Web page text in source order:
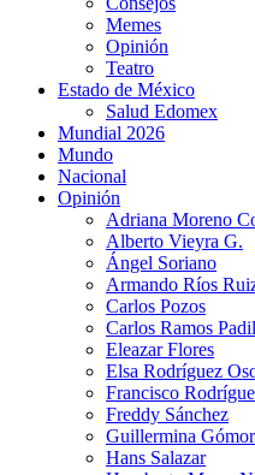
Memes
Opinión
Teatro
Estado de México
Salud Edomex
Mundial 2026
Mundo
Nacional
Opinión
Adriana Moreno
Alberto Vieyra G.
Ángel Soriano
Armando Ríos
Carlos Pozos
Carlos Ramos
Eleazar Flores
Elsa Rodríguez
Francisco
Freddy Sánchez
Guillermina
Hans Salazar